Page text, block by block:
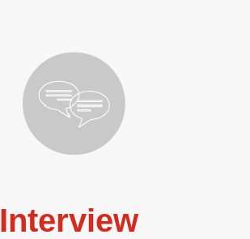
Interview